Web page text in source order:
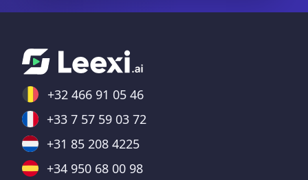
+32 466 91 05 46
+33 7 57 59 03 72
+31 85 208 4225
+34 950 68 00 98